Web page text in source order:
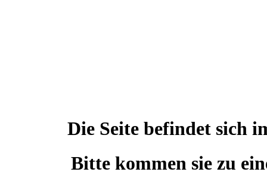
Die Seite befindet sich
Bitte kommen sie zu